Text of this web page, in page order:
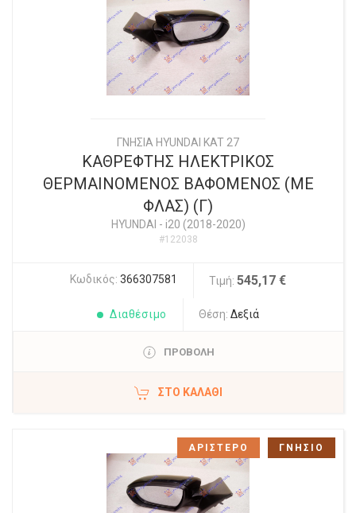
ΓΝΗΣΙΑ HYUNDAI KAT 27
ΚΑΘΡΕΦΤΗΣ ΗΛΕΚΤΡΙΚΟΣ
ΘΕΡΜΑΙΝΟΜΕΝΟΣ ΒΑΦΟΜΕΝΟΣ (ΜΕ
ΦΛΑΣ) (Γ)
HYUNDAI - i20 (2018-2020)
#122038
Κωδικός: 366307581 Τιμή: 545,17 €
Διαθέσιμο Θέση: Δεξιά
ΠΡΟΒΟΛΗ
ΣΤΟ ΚΑΛΆΘΙ
ΑΡΙΣΤΕΡΟ ΓΝΗΣΙΟ